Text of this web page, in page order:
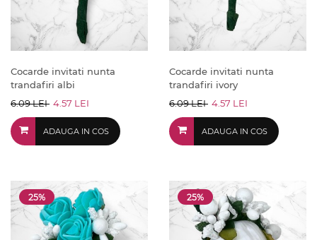
Cocarde invitati nunta
trandafiri albi
6.09 LEI 4.57 LEI
ADAUGA IN COS
Cocarde invitati nunta
trandafiri ivory
6.09 LEI 4.57 LEI
ADAUGA IN COS
25% 25%